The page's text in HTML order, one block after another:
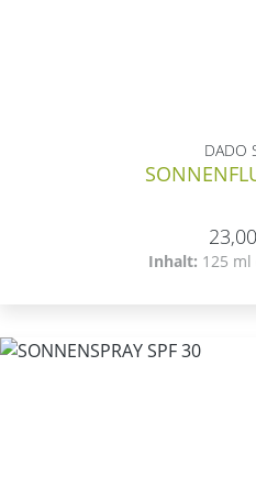
DADO
Inhalt: 125 ml